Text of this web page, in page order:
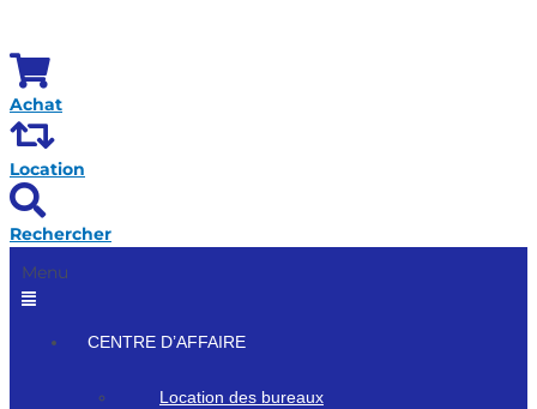
Achat
Location
Rechercher
Menu
CENTRE D’AFFAIRE
Location des bureaux